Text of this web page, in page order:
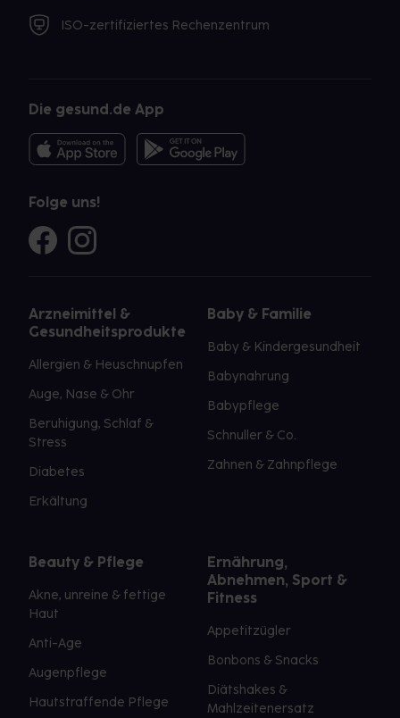
ISO-zertifiziertes Rechenzentrum
Die gesund.de App
Folge uns!
Arzneimittel &
Gesundheitsprodukte
Allergien & Heuschnupfen
Auge, Nase & Ohr
Beruhigung, Schlaf &
Stress
Diabetes
Erkältung
Baby & Familie
Baby & Kindergesundheit
Babynahrung
Babypflege
Schnuller & Co.
Zahnen & Zahnpflege
Beauty & Pflege
Akne, unreine & fettige
Haut
Anti-Age
Augenpflege
Hautstraffende Pflege
Ernährung,
Abnehmen, Sport &
Fitness
Appetitzügler
Bonbons & Snacks
Diätshakes &
Mahlzeitenersatz